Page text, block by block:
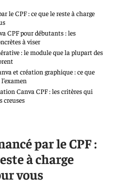
le CPF : ce que le reste à charge
CPF pour débutants : les
à viser
: le module que la plupart des
et création graphique : ce que
Canva CPF : les critères qui
creuses
par le CPF :
à charge
vous